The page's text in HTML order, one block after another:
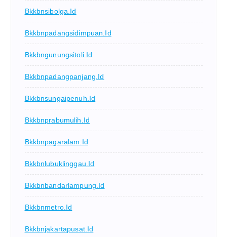
Bkkbnsibolga.id
Bkkbnpadangsidimpuan.id
Bkkbngunungsitoli.id
Bkkbnpadangpanjang.id
Bkkbnsungaipenuh.id
Bkkbnprabumulih.id
Bkkbnpagaralam.id
Bkkbnlubuklinggau.id
Bkkbnbandarlampung.id
Bkkbnmetro.id
Bkkbnjakartapusat.id